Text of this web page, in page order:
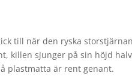
till när den ryska
killen sjunger på sin höjd
plastmatta är rent genant.